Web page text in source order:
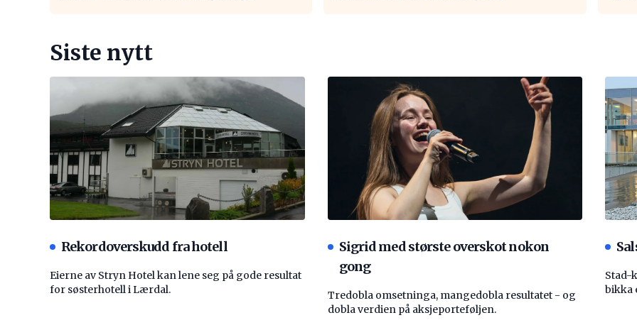
Siste nytt
Rekordoverskudd fra hotell
Eierne av Stryn Hotel kan lene seg på gode resultat
for søsterhotell i Lærdal.
Sigrid med største overskot nokon
gong
Tredobla omsetninga, mangedobla resultatet - og
dobla verdien på aksjeporteføljen.
Stad-
bikka